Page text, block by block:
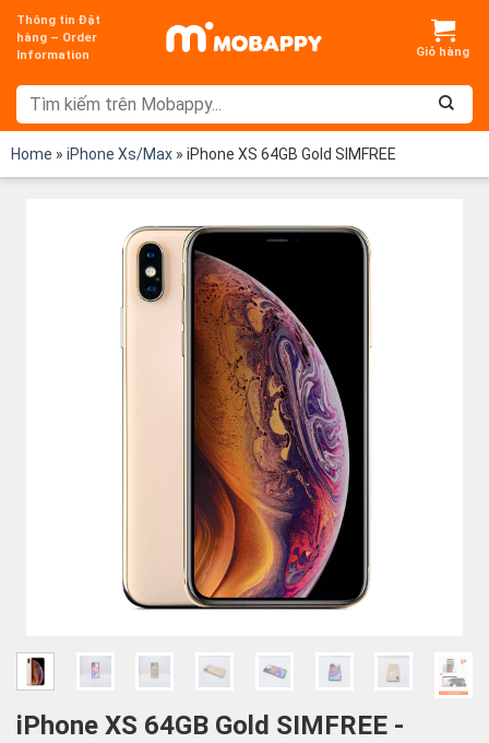
Chuyển
đến
dung
Thông tin Đặt
hàng – Order
Information
Home » iPhone Xs/Max » iPhone XS 64GB Gold SIMFREE
iPhone XS 64GB Gold SIMFREE -